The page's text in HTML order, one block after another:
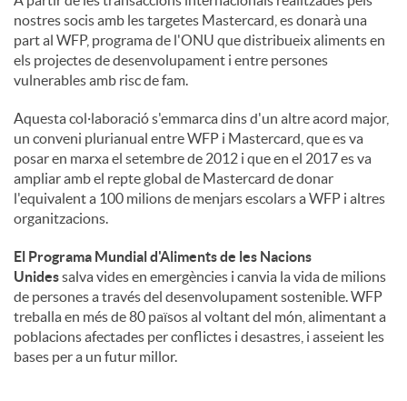
nostres socis amb les targetes Mastercard, es donarà una
part al WFP, programa de l'ONU que distribueix aliments en
els projectes de desenvolupament i entre persones
vulnerables amb risc de fam.
Aquesta col·laboració s'emmarca dins d'un altre acord major,
un conveni plurianual entre WFP i Mastercard, que es va
posar en marxa el setembre de 2012 i que en el 2017 es va
ampliar amb el repte global de Mastercard de donar
l'equivalent a 100 milions de menjars escolars a WFP i altres
organitzacions.
El Programa Mundial d'Aliments de les Nacions
Unidessalva vides en emergències i canvia la vida de milions
de persones a través del desenvolupament sostenible. WFP
treballa en més de 80 països al voltant del món, alimentant a
poblacions afectades per conflictes i desastres, i asseient les
bases per a un futur millor.